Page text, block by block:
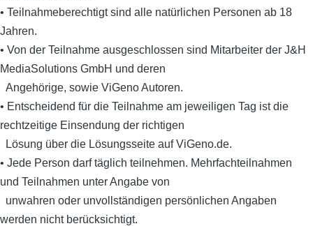
• Teilnahmeberechtigt sind alle natürlichen Personen ab 18
Jahren.
• Von der Teilnahme ausgeschlossen sind Mitarbeiter der J&H
MediaSolutions GmbH und deren
Angehörige, sowie ViGeno Autoren.
• Entscheidend für die Teilnahme am jeweiligen Tag ist die
rechtzeitige Einsendung der richtigen
Lösung über die Lösungsseite auf ViGeno.de.
• Jede Person darf täglich teilnehmen. Mehrfachteilnahmen
und Teilnahmen unter Angabe von
unwahren oder unvollständigen persönlichen Angaben
werden nicht berücksichtigt.